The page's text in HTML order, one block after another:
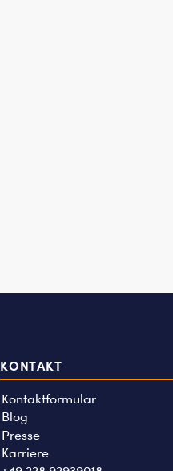
KONTAKT
Kontaktformular
Blog
Presse
Karriere